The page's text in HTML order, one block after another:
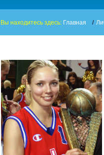
Вы находитесь здесь: Главная /